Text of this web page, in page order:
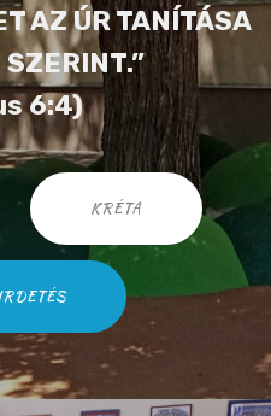
AZ ÚR TANÍTÁSA
6:4)
KRÉTA